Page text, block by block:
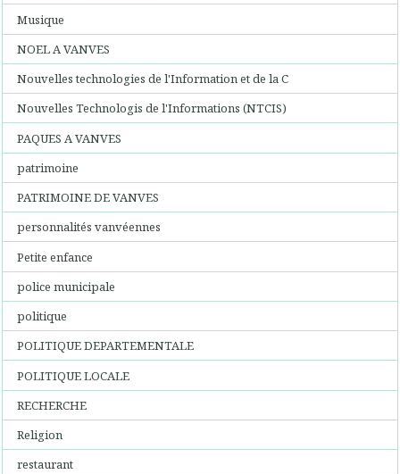
Musique
NOEL A VANVES
Nouvelles technologies de l'Information et de la C
Nouvelles Technologis de l'Informations (NTCIS)
PAQUES A VANVES
patrimoine
PATRIMOINE DE VANVES
personnalités vanvéennes
Petite enfance
police municipale
politique
POLITIQUE DEPARTEMENTALE
POLITIQUE LOCALE
RECHERCHE
Religion
restaurant